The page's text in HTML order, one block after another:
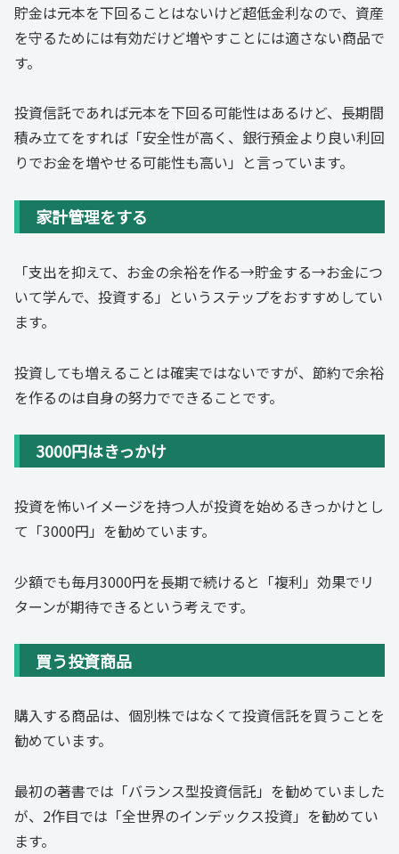
貯金は元本を下回ることはないけど超低金利なので、資産
を守るためには有効だけど増やすことには適さない商品で
す。
投資信託であれば元本を下回る可能性はあるけど、長期間
積み立てをすれば「安全性が高く、銀行預金より良い利回
りでお金を増やせる可能性も高い」と言っています。
家計管理をする
「支出を抑えて、お金の余裕を作る→貯金する→お金につ
いて学んで、投資する」というステップをおすすめしてい
ます。
投資しても増えることは確実ではないですが、節約で余裕
を作るのは自身の努力でできることです。
3000円はきっかけ
投資を怖いイメージを持つ人が投資を始めるきっかけとし
て「3000円」を勧めています。
少額でも毎月3000円を長期で続けると「複利」効果でリ
ターンが期待できるという考えです。
買う投資商品
購入する商品は、個別株ではなくて投資信託を買うことを
勧めています。
最初の著書では「バランス型投資信託」を勧めていました
が、2作目では「全世界のインデックス投資」を勧めてい
ます。